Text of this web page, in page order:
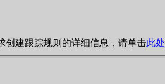
创建跟踪规则的详细信息，请单击此处